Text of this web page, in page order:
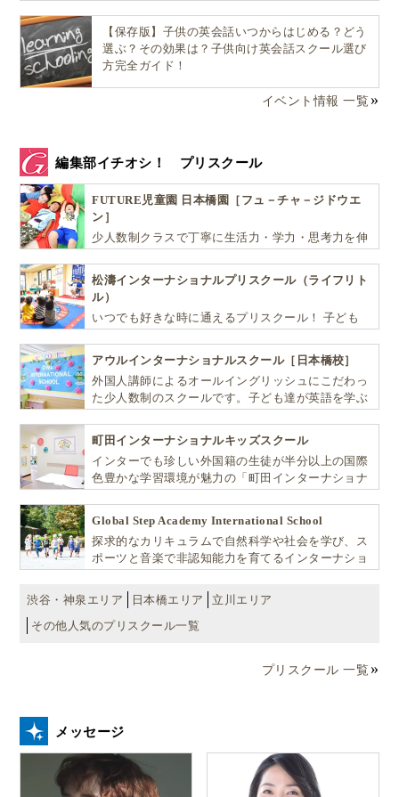
れた物が店で買えるよ
との事でした。
▲ブランデーをかけて火を点ける
プディングには、温めたブランデーを回しかけてすぐ
ただきます。プディングに染みたアルコールがまだ残
っていて、食べると体がポカポカしてきます。
現代の家は暖房が行き届いて室内は快適ですが、窓の
【保存版】子供の英会話いつからはじめる？どう
選ぶ？その効果は？子供向け英会話スクール選び
方完全ガイド！
イベント情報 一覧
編集部イチオシ！ プリスクール
FUTURE児童園 日本橋園［フュ－チャ－ジドウエ
ン］
少人数制クラスで丁寧に生活力・学力・思考力を伸
松濤インターナショナルプリスクール（ライフリト
ル）
いつでも好きな時に通えるプリスクール！ 子ども
自ら進んで学ぶこと、考える力を育みます
アウルインターナショナルスクール［日本橋校］
外国人講師によるオールイングリッシュにこだわっ
た少人数制のスクールです。子ども達が英語を学ぶ
町田インターナショナルキッズスクール
インターでも珍しい外国籍の生徒が半分以上の国際
色豊かな学習環境が魅力の「町田インターナショナ
Global Step Academy International School
探求的なカリキュラムで自然科学や社会を学び、ス
ポーツと音楽で非認知能力を育てるインターナショ
渋谷・神泉エリア
日本橋エリア
立川エリア
その他人気のプリスクール一覧
プリスクール 一覧
メッセージ